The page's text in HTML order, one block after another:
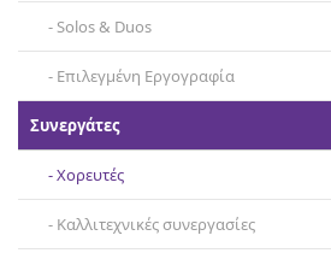
Solos & Duos
Επιλεγμένη Εργογραφία
Συνεργάτες
Χορευτές
Καλλιτεχνικές συνεργασίες